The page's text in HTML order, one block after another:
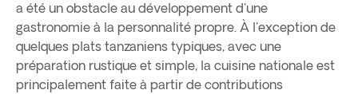
a été un obstacle au développement d'une
gastronomie à la personnalité propre. À l'exception de
quelques plats tanzaniens typiques, avec une
préparation rustique et simple, la cuisine nationale est
principalement faite à partir de contributions